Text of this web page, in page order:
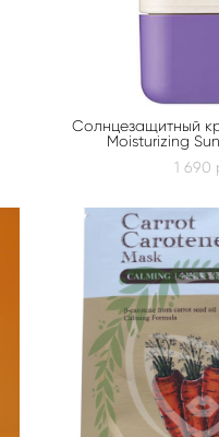
Солнцезащитный
Moisturizing
1 690